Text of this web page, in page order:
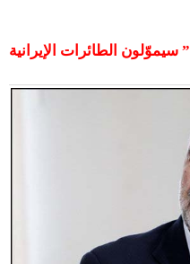
زاده: “إيرباص” و”بوينغ” و”ATR” سيموّلون الطائرات الإيرانية